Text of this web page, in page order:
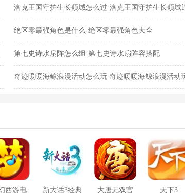
洛克王国守护生长领域怎么过-洛克王国守护生长领域
关攻略
绝区零最强角色是什么-绝区零最强角色大全
第七史诗水扇阵怎么组-第七史诗水扇阵容搭配
奇迹暖暖海鲸浪漫活动怎么玩 奇迹暖暖海鲸浪漫活动
西游电 新大话3经典 大唐无双官 天下3